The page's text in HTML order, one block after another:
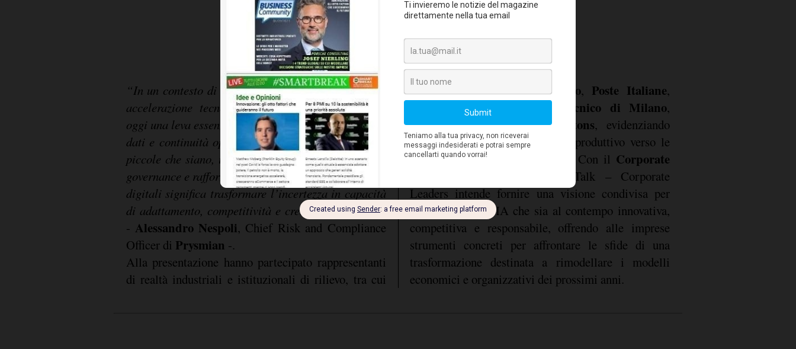
“In un contesto di crescente instabilità geopolitica e
accelerazione tecnologica, la resilienza digitale è
oggi una leva essenziale per proteggere infrastrutture,
dati e continuità operativa. Per le imprese, grandi o
piccole che siano, integrare i rischi geopolitici nella
governance e rafforzare la sicurezza delle architetture
digitali significa trasformare l’incertezza in capacità
di adattamento, competitività e crescita sostenibile”
- Alessandro Nespoli, Chief Risk and Compliance
Officer di Prysmian -.
Alla presentazione hanno partecipato rappresentanti
di realtà industriali e istituzionali di rilievo, tra cui
Prysmian,Assonime,Leonardo, Poste Italiane,
l’UniversitàBocconi Politecnico di Milano,
l’Università diTrentoeDentons, evidenziando
l’interesse crescente del mondo produttivo verso le
implicazioni strategiche dell’IA. Con il Corporate
, Theâ¯Experts Talk – Corporate
Leaders intende fornire una visione condivisa per
un’adozione dell’IA che sia al contempo innovativa,
competitiva e responsabile, offrendo alle imprese
strumenti concreti per affrontare le sfide di una
trasformazione destinata a rimodellare i modelli
economici e organizzativi dei prossimi anni.